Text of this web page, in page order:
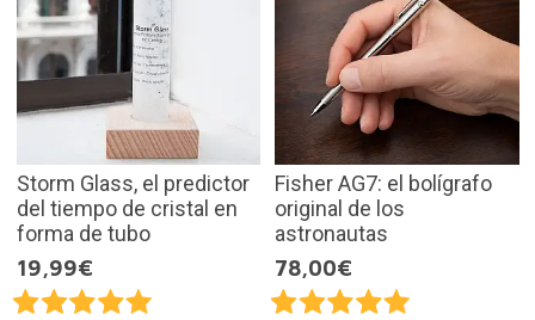
Storm Glass, el predictor
del tiempo de cristal en
forma de tubo
19,99€
Fisher AG7: el bolígrafo
original de los
astronautas
78,00€